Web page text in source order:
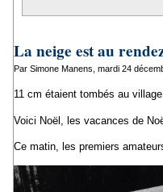
La neige est au
Par Simone Manens, mardi 24
11 cm étaient tombés au
Voici Noël, les vacances de
Ce matin, les premiers